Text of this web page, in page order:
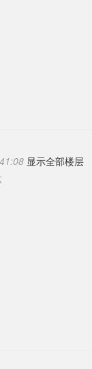
显示全部楼层